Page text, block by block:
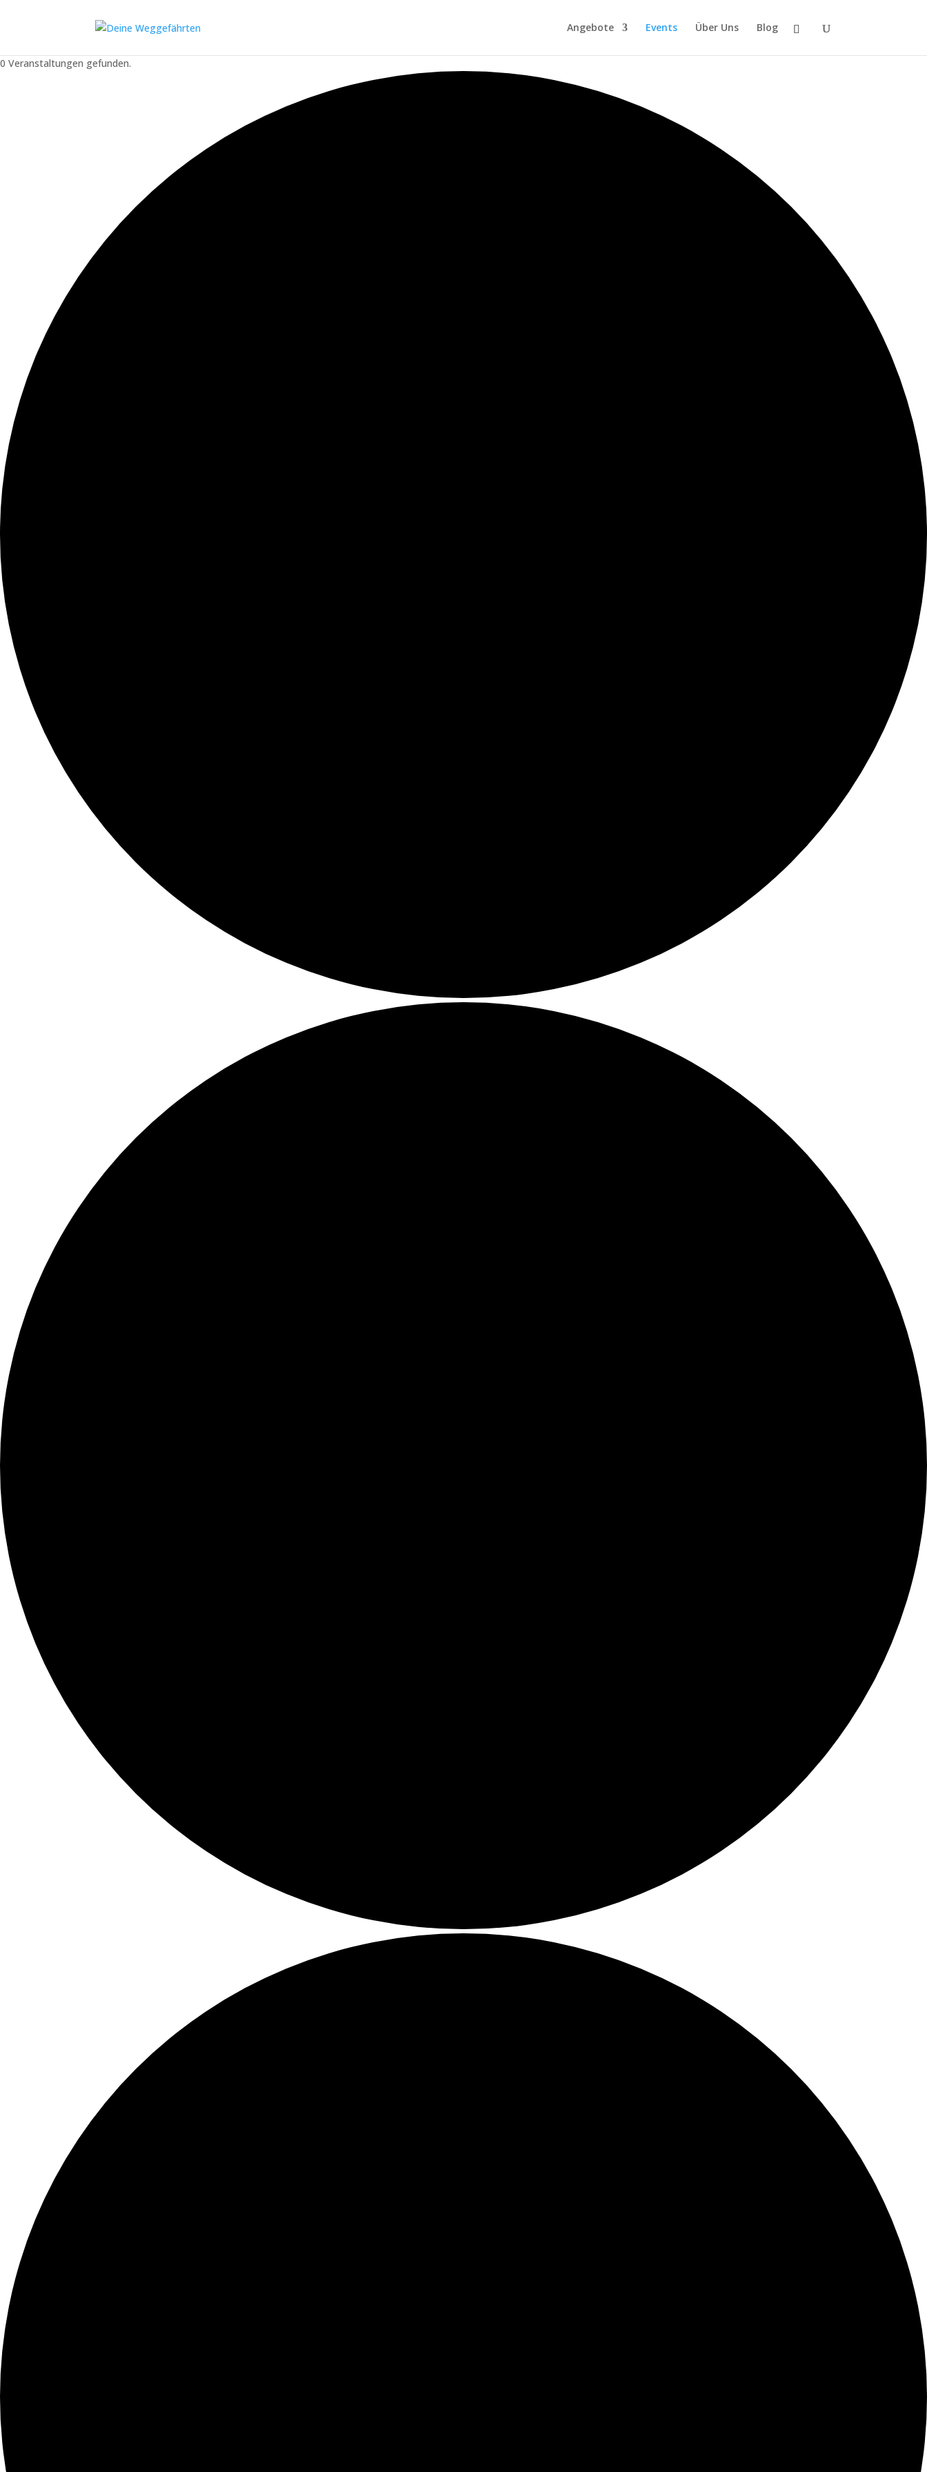
Angebote Events Über Uns Blog
0 Veranstaltungen gefunden.